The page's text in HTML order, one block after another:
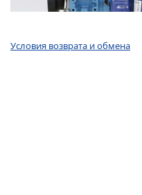
Условия возврата и обмена